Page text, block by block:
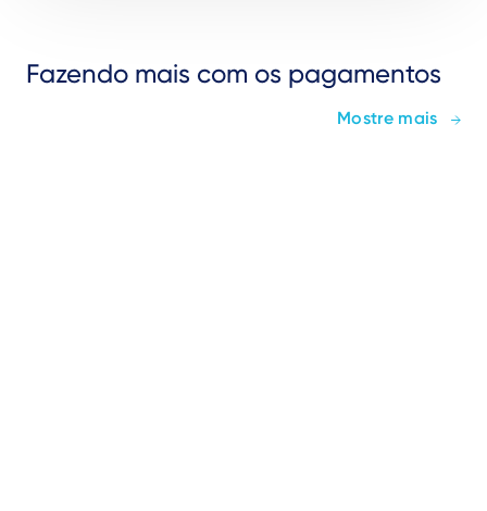
Fazendo mais com os pagamentos
Mostre mais